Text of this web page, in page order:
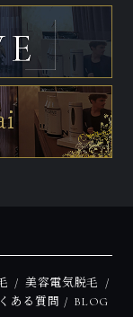
美容電気脱毛
ある質問 BLOG